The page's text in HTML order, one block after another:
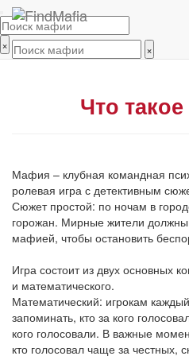
× ×
Что
Мафия – клубная командная
ролевая игра с детективным
Сюжет простой: по ночам в
горожан. Мирные жители должны
мафией, чтобы остановить
Игра состоит из двух основных
и математического.
Математический: игрокам
запоминать, кто за кого
кого голосовали. В важные
кто голосовал чаще за честных,